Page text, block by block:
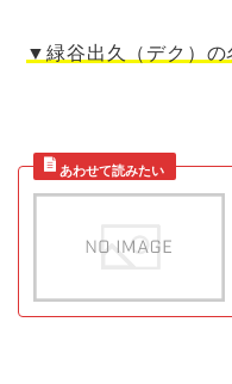
▼緑谷出久（デク）の